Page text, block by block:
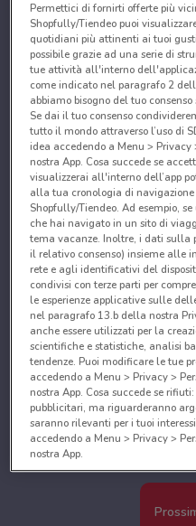
Permettici di fornirti offerte più
Shopfully/Tiendeo puoi
quotidiani più attinenti ai tuoi
possibile grazie ad una serie di
tue attività all'interno
come indicato nel paragrafo 2
abbiamo bisogno del tuo
Se dai il tuo consenso
tutto il mondo attraverso l’uso di
idea accedendo a Menu >
nostra App. Cosa succede se
visualizzerai all'interno dell’app
alla tua cronologia di
Shopfully/Tiendeo. Ad esempio,
che hai navigato in un sito di
tema vacanze. Inoltre, i dati sulla
il relativo consenso) insieme alle
rete e agli identificativi del
condivisi con terze parti per
le esperienze applicative sulle
nel paragrafo 13.b della nostra
anche essere utilizzati per la
scientifiche e statistiche, analisi
tendenze. Puoi modificare le tue
accedendo a Menu > Privacy >
nostra App. Cosa succede se
pubblicitari, ma riguarderanno
saranno rilevanti per i tuoi
accedendo a Menu > Privacy >
nostra App.
Noi e i nostri partner
Utilizzare dati di
caratteristiche del dispositivo ai